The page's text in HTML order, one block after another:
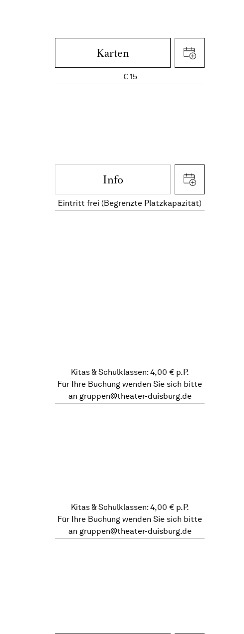
Karten
€ 15
Info
Eintritt frei (Begrenzte Platzkapazität)
Kitas & Schulklassen: 4,00 € p.P.
Für Ihre Buchung wenden Sie sich bitte
an gruppen@theater-duisburg.de
Kitas & Schulklassen: 4,00 € p.P.
Für Ihre Buchung wenden Sie sich bitte
an gruppen@theater-duisburg.de